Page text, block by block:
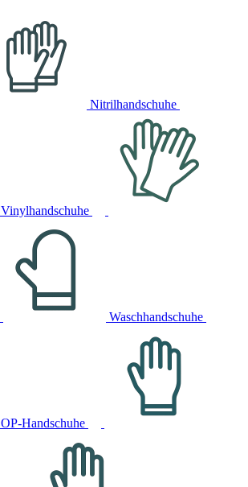
Nitrilhandschuhe
Vinylhandschuhe
Waschhandschuhe
OP-Handschuhe